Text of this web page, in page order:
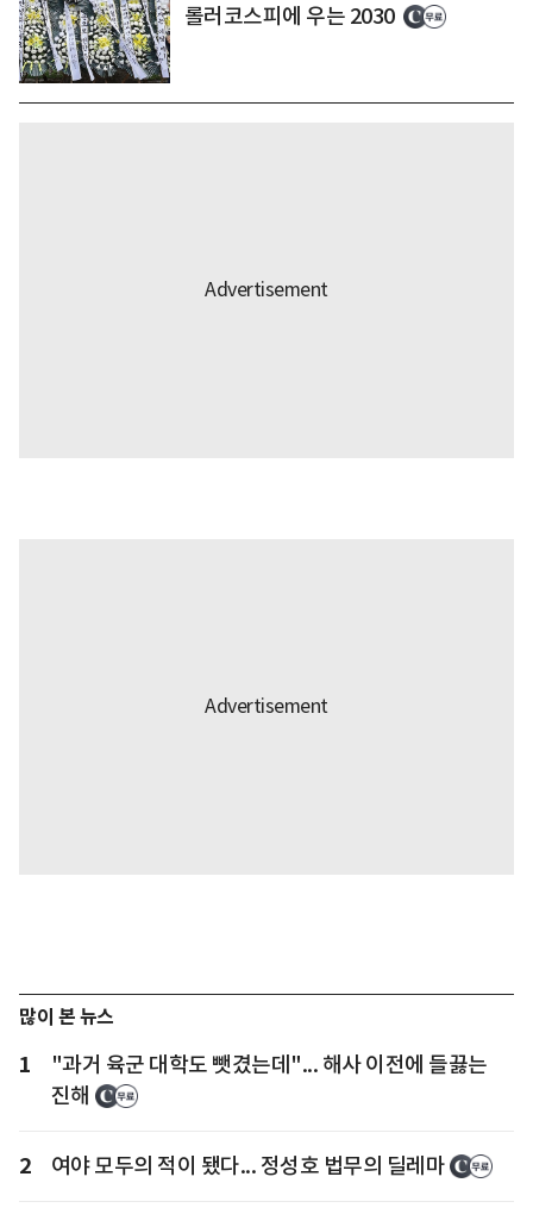
롤러코스피에 우는 2030
많이 본 뉴스
1
"과거 육군 대학도 뺏겼는데"... 해사 이전에 들끓는
진해
2 여야 모두의 적이 됐다... 정성호 법무의 딜레마